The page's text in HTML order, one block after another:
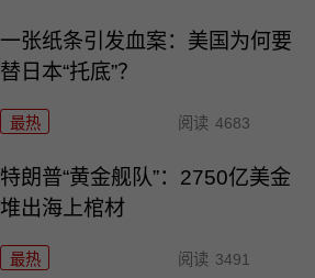
一张纸条引发血案：美国为何要
替日本“托底”？
最热 阅读 4683
特朗普“黄金舰队”：2750亿美金
堆出海上棺材
最热 阅读 3491